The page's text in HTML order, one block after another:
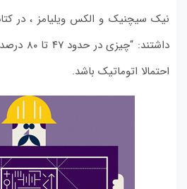
نیک سیچنیک و الکس ویلیامز ، در
داشتند:
احتمالا اتوماتیک باشد.